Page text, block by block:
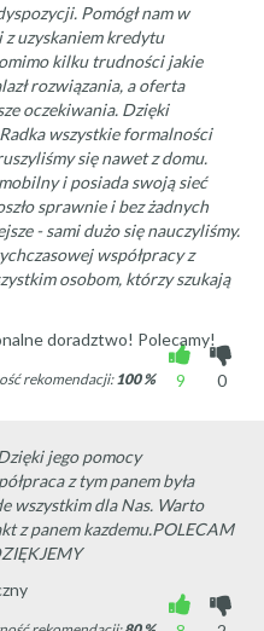
Pomógł nam w
uzyskaniem kredytu
kilku trudności jakie
rozwiązania, a oferta
oczekiwania. Dzięki
wszystkie formalności
się nawet z domu.
i posiada swoją sieć
sprawnie i bez żadnych
- sami dużo się nauczyliśmy.
współpracy z
osobom, którzy szukają
doradztwo! Polecamy!
9
0
rekomendacji: 100 %
jego pomocy
z tym panem była
wszystkim dla Nas. Warto
z panem kazdemu.POLECAM